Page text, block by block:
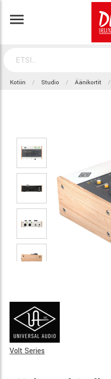
Kotiin Studio Äänikortit
Volt Series